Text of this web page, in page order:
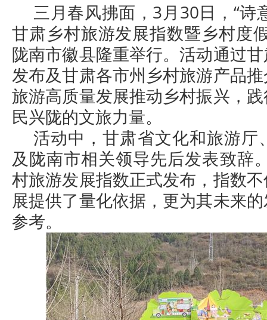
三月春风拂面，3月30日，“
甘肃乡村旅游发展指数暨乡村度
陇南市徽县隆重举行。活动通过
发布及甘肃各市州乡村旅游产品
旅游高质量发展推动乡村振兴，
民兴陇的文旅力量。
活动中，甘肃省文化和旅游厅
及陇南市相关领导先后发表致辞
村旅游发展指数正式发布，指数
展提供了量化依据，更为其未来
参考。